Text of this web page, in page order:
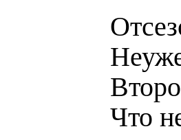
Что